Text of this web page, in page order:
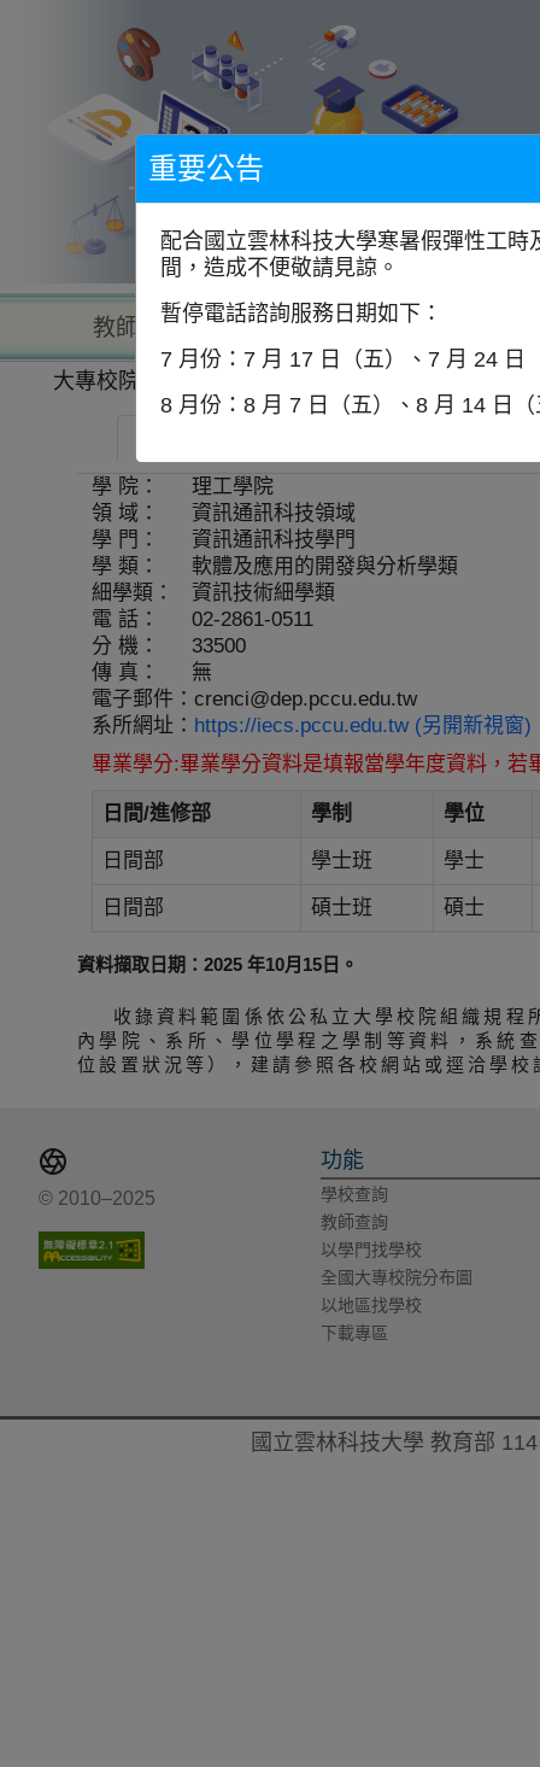
教師查詢 學校查詢
大專校院一覽表
學 院：
理工學院
領 域：
資訊通訊科技領域
學 門：
資訊通訊科技學門
學 類：
軟體及應用的開發與分析學類
細學類：
資訊技術細學類
電 話：
02-2861-0511
分 機：
33500
傳 真：
無
電子郵件： crenci@dep.pccu.edu.tw
系所網址： https://iecs.pccu.edu.tw (另開新視窗)
畢業學分:畢業學分資料是填報當學年度資料，
日間/進修部 學制 學位
日間部 學士班 學士
日間部 碩士班 碩士
資料擷取日期：2025 年10月15日。
收錄資料範圍係依公私立大學校院組織規
內學院、系所、學位學程之學制等資料，系統
位設置狀況等），建請參照各校網站或逕洽學校
© 2010–2025
功能
學校查詢
教師查詢
以學門找學校
全國大專校院分布圖
以地區找學校
下載專區
國立雲林科技大學 教育部
重要公告
配合國立雲林科技大學寒暑假彈性工
間，造成不便敬請見諒。
暫停電話諮詢服務日期如下：
7 月份：7 月 17 日（五）、7 月 24 日
8 月份：8 月 7 日（五）、8 月 14 日（